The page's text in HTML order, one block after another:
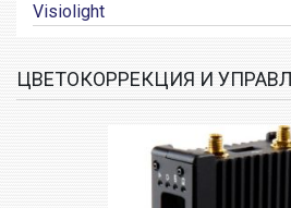
Visiolight
ЦВЕТОКОРРЕКЦИЯ И